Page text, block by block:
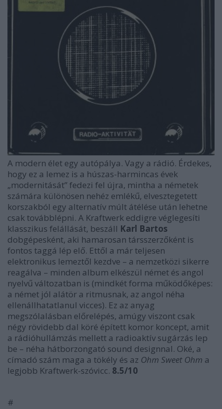
A modern élet egy autópálya. Vagy a rádió. Érdekes,
hogy ez a lemez is a húszas-harmincas évek
„modernitását” fedezi fel újra, mintha a németek
számára különösen nehéz emlékű, elvesztegetett
korszakból egy alternatív múlt átélése után lehetne
csak továbblépni. A Kraftwerk eddigre véglegesíti
klasszikus felállását, beszáll Karl Bartos
dobgépesként, aki hamarosan társszerzőként is
fontos taggá lép elő. Ettől a már teljesen
elektronikus lemeztől kezdve – a nemzetközi sikerre
reagálva – minden album elkészül német és angol
nyelvű változatban is (mindkét forma működőképes:
a német jól alátör a ritmusnak, az angol néha
ellenállhatatlanul vicces). Ez az anyag
megszólalásban előrelépés, amúgy viszont csak
négy rövidebb dal köré épített komor koncept, amit
a rádióhullámzás mellett a radioaktív sugárzás lep
be – néha hátborzongató sound designnal. Oké, a
címadó szám maga a tökély és az Ohm Sweet Ohm a
legjobb Kraftwerk-szóvicc. 8.5/10
#